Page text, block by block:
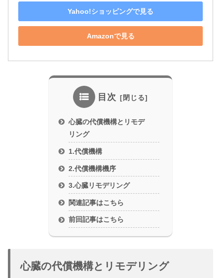
Yahoo!ショッピングで見る
Amazonで見る
目次
心臓の代償機構とリモデ
リング
1.代償機構
2.代償機構機序
3.心臓リモデリング
関連記事はこちら
前回記事はこちら
心臓の代償機構とリモデリング